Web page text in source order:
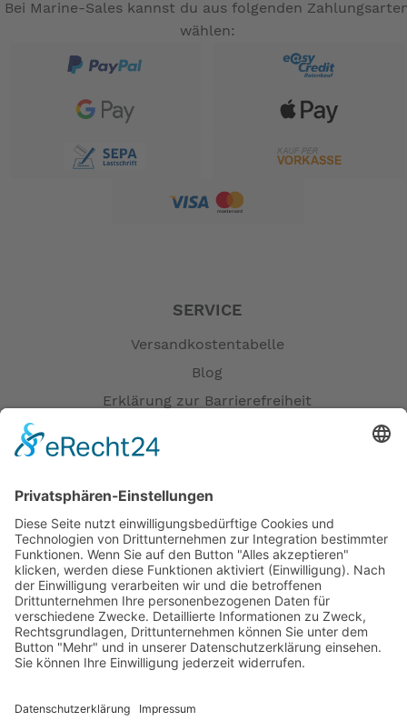
Bei Marine-Sales kannst du aus folgenden
wählen:
SERVICE
Versandkostentabelle
Blog
Erklärung zur Barrierefreiheit
Verfügbarkeiten
Zahlung und Versand
Datenschutz
Fernabsatz
Widerrufsrecht MS
Widerrufsrecht bei Dienstleistungen